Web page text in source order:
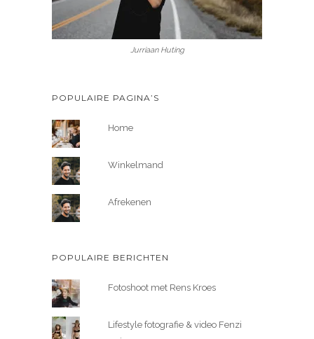
Jurriaan Huting
POPULAIRE PAGINA’S
Home
Winkelmand
Afrekenen
POPULAIRE BERICHTEN
Fotoshoot met Rens Kroes
Lifestyle fotografie & video Fenzi